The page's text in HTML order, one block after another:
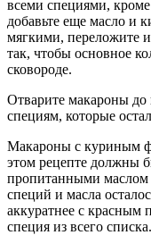
всеми специями, кроме
добавьте еще масло и
мягкими, переложите
так, чтобы основное
сковороде.
Отварите макароны до
специям, которые
Макароны с куриным
этом рецепте должны
пропитанными
специй и масла
аккуратнее с красным
специя из всего списка.